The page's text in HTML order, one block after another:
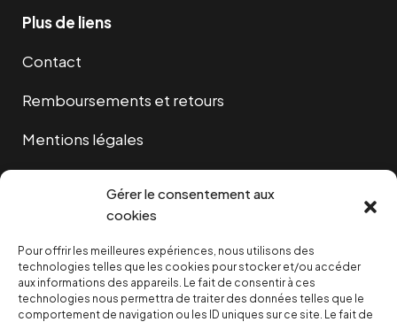
Gérer le consentement aux
cookies
Pour offrir les meilleures expériences, nous utilisons des
technologies telles que les cookies pour stocker et/ou accéder
aux informations des appareils. Le fait de consentir à ces
technologies nous permettra de traiter des données telles que le
comportement de navigation ou les ID uniques sur ce site. Le fait de
Plus de liens
Contact
Remboursements et retours
Mentions légales
NOUS SOUTENIR
NOTRE NEWSLETTER